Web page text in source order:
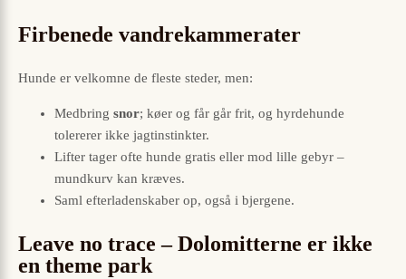
Firbenede vandrekammerater
Hunde er velkomne de fleste steder, men:
Medbring snor; køer og får går frit, og hyrdehunde
tolererer ikke jagtinstinkter.
Lifter tager ofte hunde gratis eller mod lille gebyr –
mundkurv kan kræves.
Saml efterladenskaber op, også i bjergene.
Leave no trace – Dolomitterne er ikke
en theme park